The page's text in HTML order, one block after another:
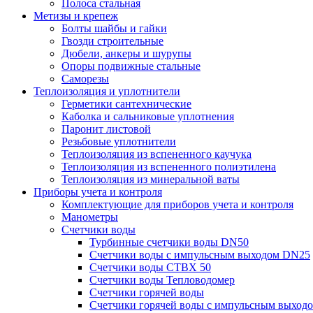
Полоса стальная
Метизы и крепеж
Болты шайбы и гайки
Гвозди строительные
Дюбели, анкеры и шурупы
Опоры подвижные стальные
Саморезы
Теплоизоляция и уплотнители
Герметики сантехнические
Каболка и сальниковые уплотнения
Паронит листовой
Резьбовые уплотнители
Теплоизоляция из вспененного каучука
Теплоизоляция из вспененного полиэтилена
Теплоизоляция из минеральной ваты
Приборы учета и контроля
Комплектующие для приборов учета и контроля
Манометры
Счетчики воды
Турбинные счетчики воды DN50
Счетчики воды с импульсным выходом DN25
Счетчики воды СТВХ 50
Счетчики воды Тепловодомер
Счетчики горячей воды
Счетчики горячей воды с импульсным